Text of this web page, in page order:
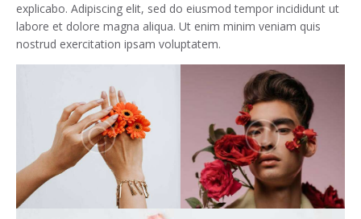
explicabo. Adipiscing elit, sed do eiusmod tempor incididunt ut
labore et dolore magna aliqua. Ut enim minim veniam quis
nostrud exercitation ipsam voluptatem.